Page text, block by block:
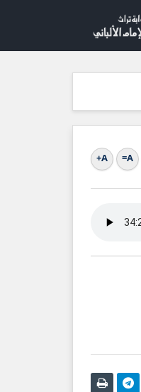
A=
A+